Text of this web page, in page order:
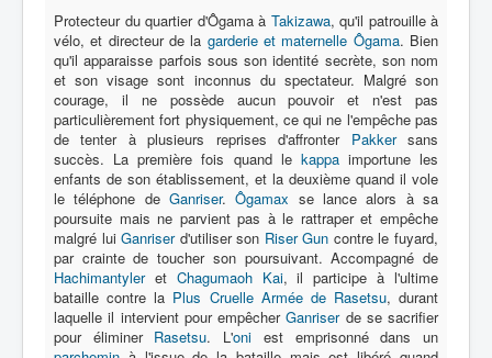
Objet
Lieu
Épisode
Référence
Fanservice
Générique
Protagoniste
Entourage
Antagoniste
Protecteur du quartier d'Ôgama à Takizawa, qu'il patrouille à
vélo, et directeur de la garderie et maternelle Ôgama. Bien
qu'il apparaisse parfois sous son identité secrète, son nom
et son visage sont inconnus du spectateur. Malgré son
courage, il ne possède aucun pouvoir et n'est pas
particulièrement fort physiquement, ce qui ne l'empêche pas
de tenter à plusieurs reprises d'affronter Pakkersans
succès. La première fois quand le kappaimportune les
enfants de son établissement, et la deuxième quand il vole
le téléphone de Ganriser.Ôgamax se lance alors à sa
poursuite mais ne parvient pas à le rattraper et empêche
malgré luiGanriserd'utiliser son Riser Gun contre le fuyard,
par crainte de toucher son poursuivant. Accompagné de
Hachimantyleret Chagumaoh Kai, il participe à l'ultime
bataille contre la Plus Cruelle Armée de Rasetsu, durant
laquelle il intervient pour empêcherGanriserde se sacrifier
pour éliminer Rasetsu. L'oni est emprisonné dans un